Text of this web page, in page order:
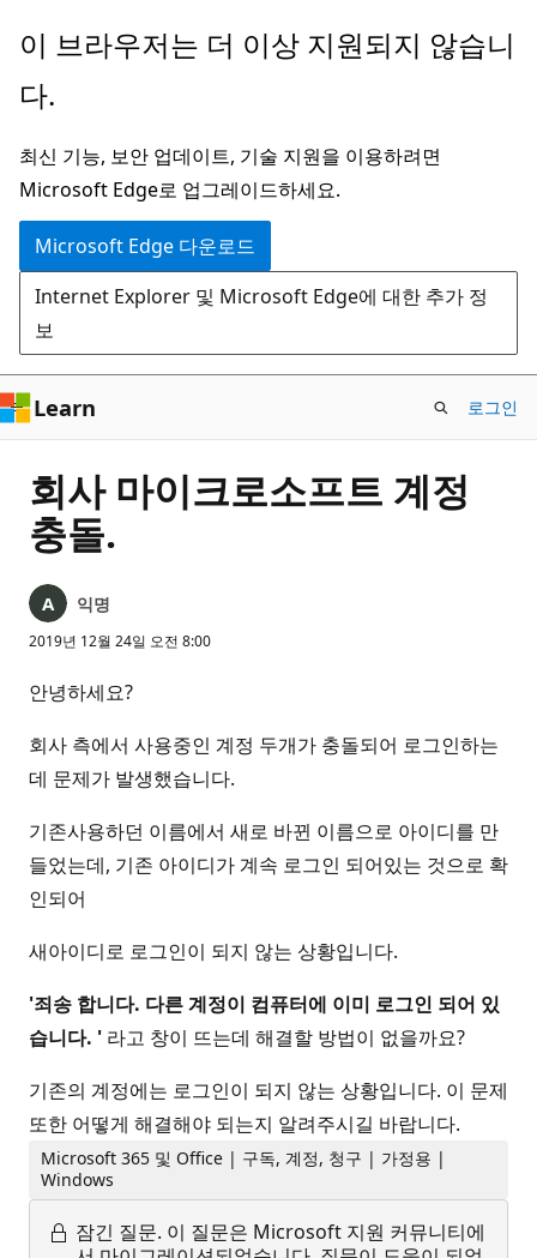
주
콘
츠
로
건
너
뛰
기
이 브라우저는 더 이상 지원되지 않습니
다.
최신 기능, 보안 업데이트, 기술 지원을 이용하려면
Microsoft Edge로 업그레이드하세요.
Microsoft Edge 다운로드
Internet Explorer 및 Microsoft Edge에 대한 추가 정
보
Learn 로그인
회사 마이크로소프트 계정
충돌.
익명
2019년 12월 24일 오전 8:00
안녕하세요?
회사 측에서 사용중인 계정 두개가 충돌되어 로그인하는
데 문제가 발생했습니다.
기존사용하던 이름에서 새로 바뀐 이름으로 아이디를 만
들었는데, 기존 아이디가 계속 로그인 되어있는 것으로 확
인되어
새아이디로 로그인이 되지 않는 상황입니다.
'죄송 합니다. 다른 계정이 컴퓨터에 이미 로그인 되어 있
습니다. ' 라고 창이 뜨는데 해결할 방법이 없을까요?
기존의 계정에는 로그인이 되지 않는 상황입니다. 이 문제
또한 어떻게 해결해야 되는지 알려주시길 바랍니다.
Microsoft 365 및 Office | 구독, 계정, 청구 | 가정용 |
Windows
잠긴 질문. 이 질문은 Microsoft 지원 커뮤니티에